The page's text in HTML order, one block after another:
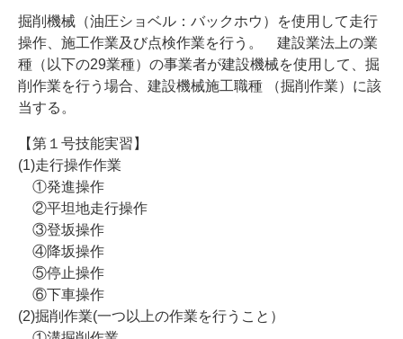
掘削機械（油圧ショベル：バックホウ）を使用して走行
操作、施工作業及び点検作業を行う。 建設業法上の業
種（以下の29業種）の事業者が建設機械を使用して、掘
削作業を行う場合、建設機械施工職種 （掘削作業）に該
当する。
【第１号技能実習】
(1)走行操作作業
①発進操作
②平坦地走行操作
③登坂操作
④降坂操作
⑤停止操作
⑥下車操作
(2)掘削作業(一つ以上の作業を行うこと）